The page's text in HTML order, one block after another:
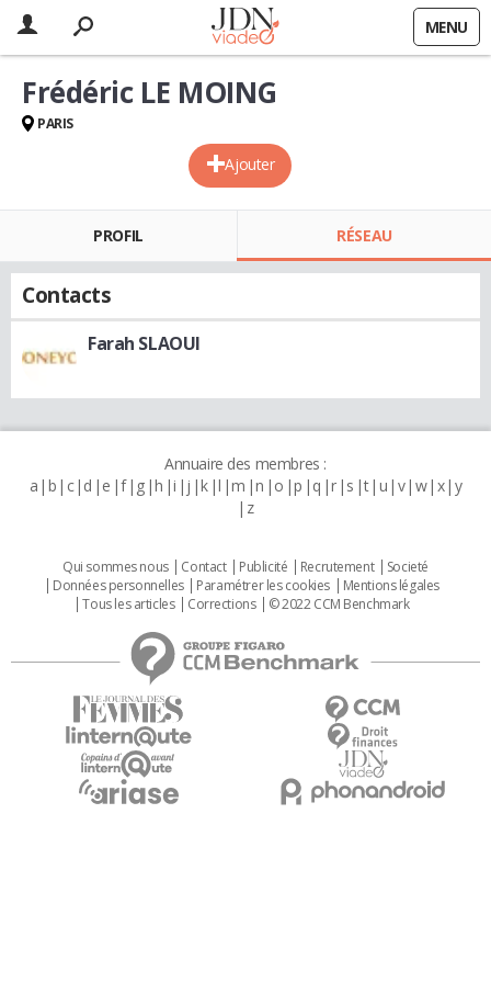
MENU
Ajouter
Frédéric LE MOING
PARIS
PROFIL RÉSEAU
Contacts
Farah SLAOUI
Annuaire des membres :
a b c d e f g h i j k l m n o p q r s t u v w x y
z
Qui sommes nous Contact Publicité Recrutement
Societé
Données personnelles
Paramétrer les cookies
Mentions légales
Tous les articles
Corrections © 2022 CCM Benchmark